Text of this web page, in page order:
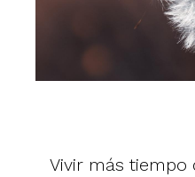
Vivir más tiempo